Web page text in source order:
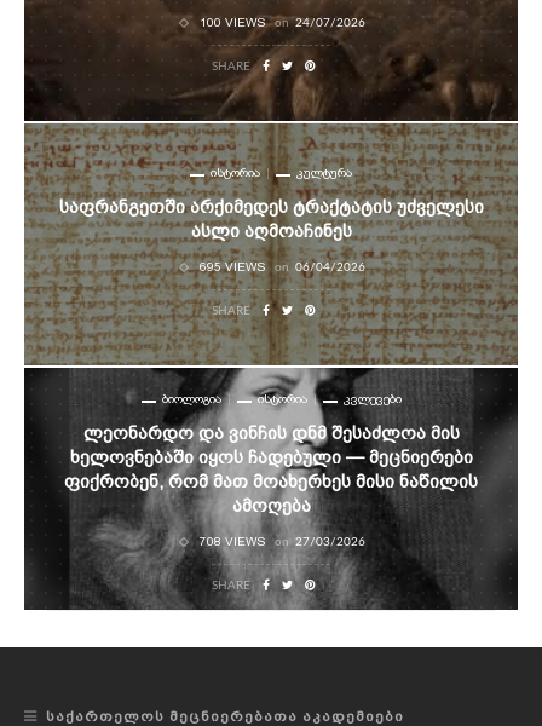
100 VIEWS on 24/07/2026
SHARE
ᲘᲡᲢᲝᲠᲘᲐ ᲙᲣᲚᲢᲣᲠᲐ
Საფრანგეთში Არქიმედეს Ტრაქტატის Უძველესი
Ასლი Აღმოაჩინეს
695 VIEWS on 06/04/2026
SHARE
ᲑᲘᲝᲚᲝᲒᲘᲐ ᲘᲡᲢᲝᲠᲘᲐ ᲙᲕᲚᲔᲕᲔᲑᲘ
Ლეონარდო Და Ვინჩის Დნმ Შესაძლოა Მის
Ხელოვნებაში Იყოს Ჩადებული — Მეცნიერები
Ფიქრობენ, Რომ Მათ Მოახერხეს Მისი Ნაწილის
Ამოღება
708 VIEWS on 27/03/2026
SHARE
ᲡᲐᲥᲐᲠᲗᲔᲚᲝᲡ ᲛᲔᲪᲜᲘᲔᲠᲔᲑᲐᲗᲐ ᲐᲙᲐᲓᲔᲛᲘᲔᲑᲘ